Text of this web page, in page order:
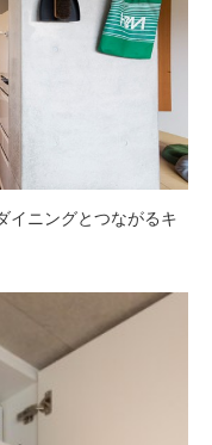
イニングとつながるキ